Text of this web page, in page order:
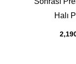
Halı